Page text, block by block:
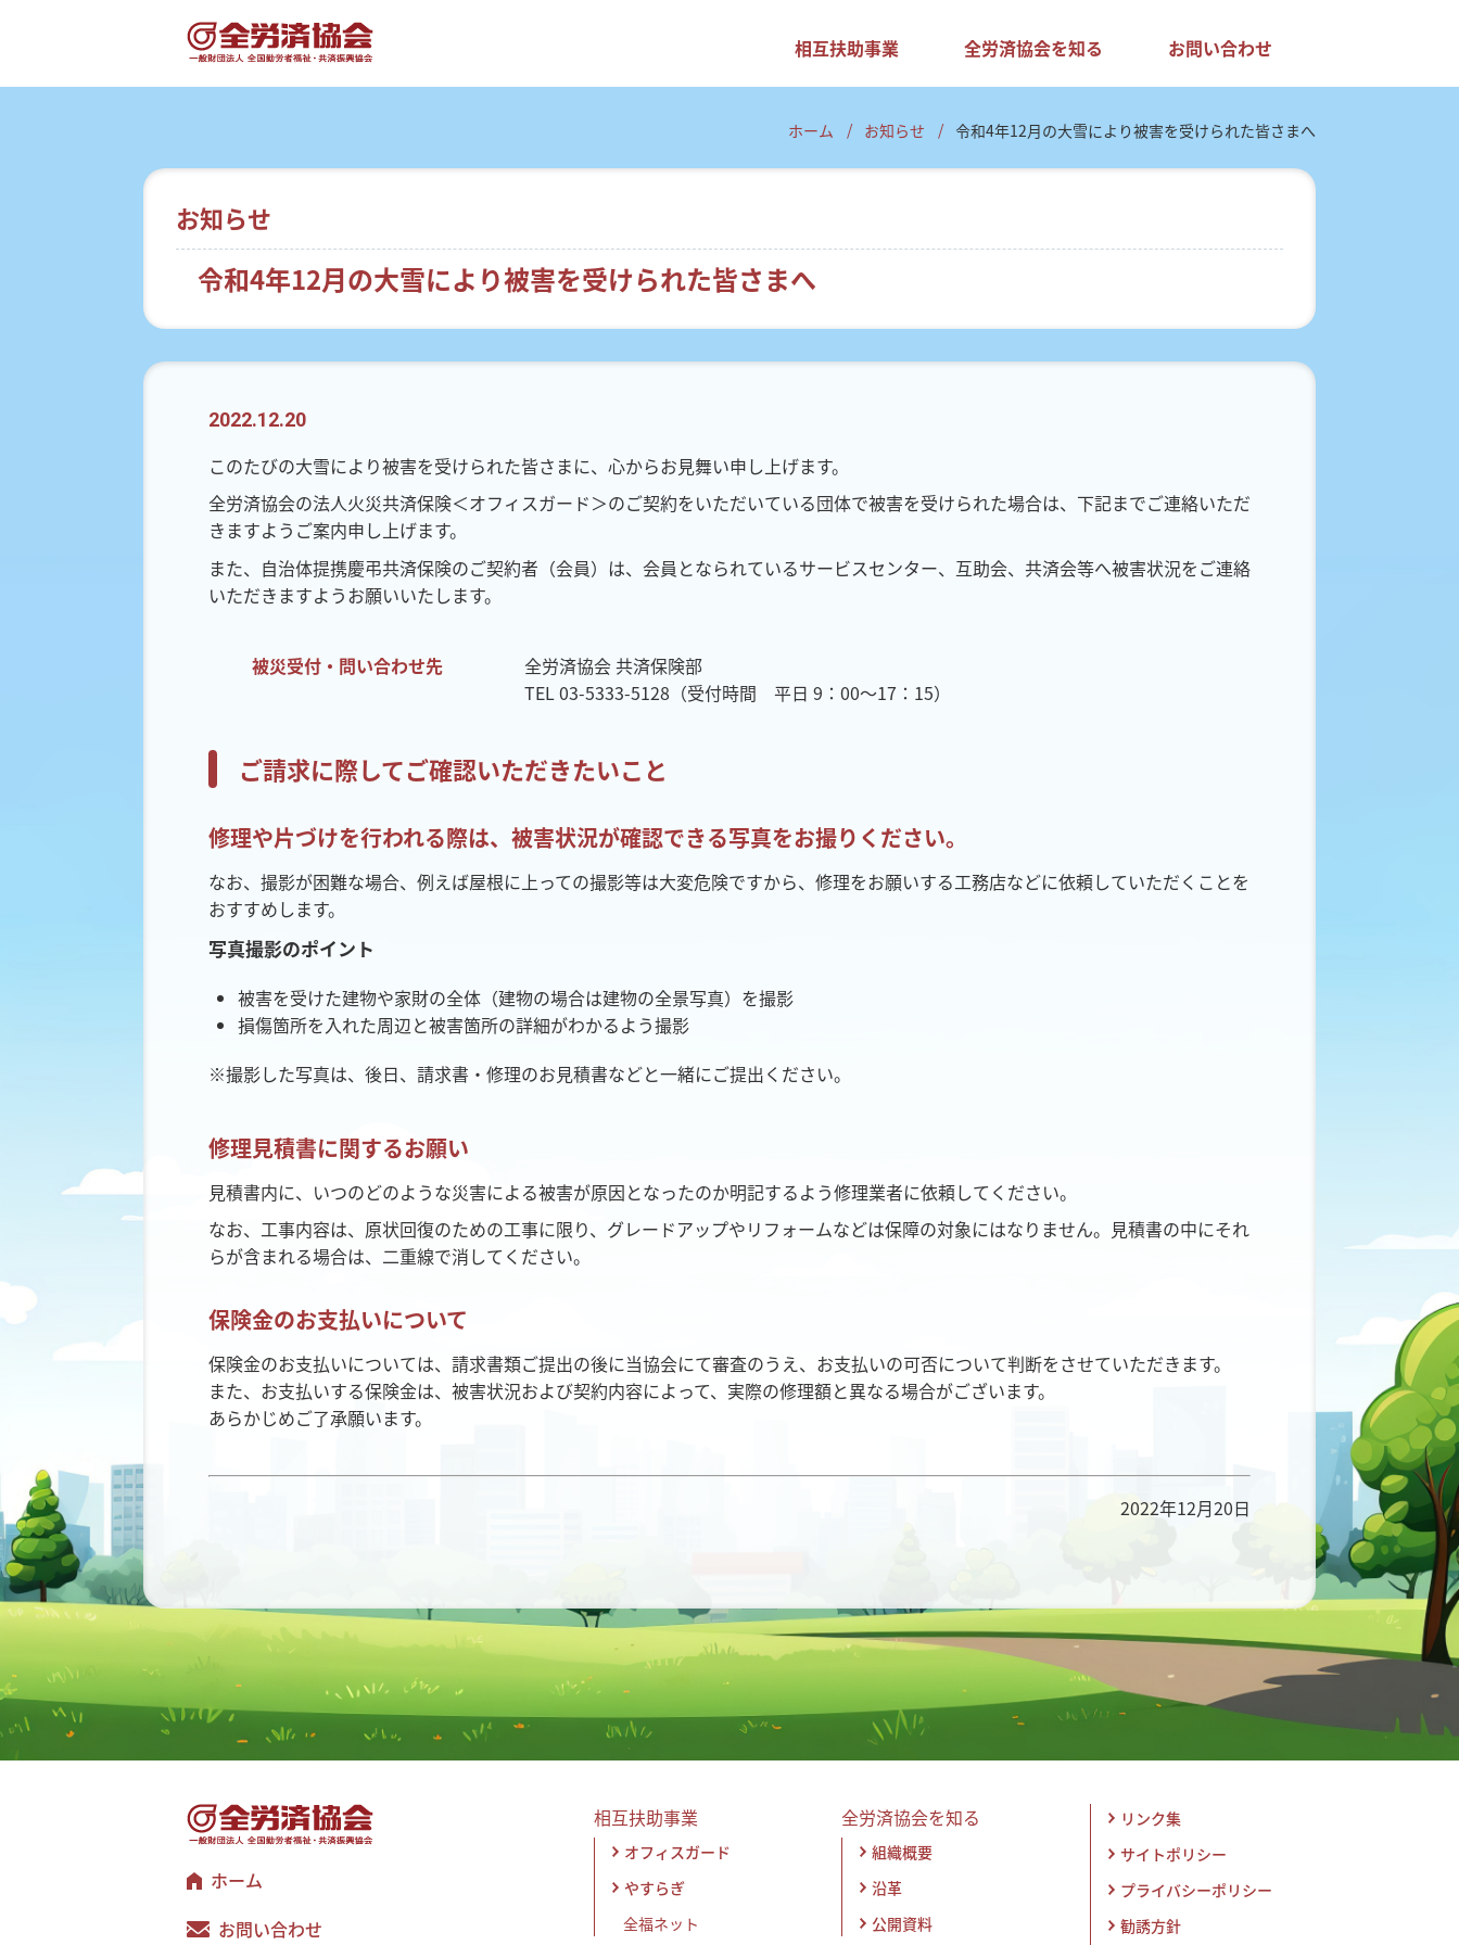
相互扶助事業 全労済協会を知る お問い合わせ
ホーム / お知らせ / 令和4年12月の大雪により被害を受けられた皆さまへ
お知らせ
令和4年12月の大雪により被害を受けられた皆さまへ
2022.12.20
このたびの大雪により被害を受けられた皆さまに、心からお見舞い申し上げます。
全労済協会の法人火災共済保険＜オフィスガード＞のご契約をいただいている団体で被害を受けられた場合は、下記までご連絡いただ
きますようご案内申し上げます。
また、自治体提携慶弔共済保険のご契約者（会員）は、会員となられているサービスセンター、互助会、共済会等へ被害状況をご連絡
いただきますようお願いいたします。
被災受付・問い合わせ先
全労済協会 共済保険部
TEL 03-5333-5128（受付時間 平日 9：00～17：15）
ご請求に際してご確認いただきたいこと
修理や片づけを行われる際は、被害状況が確認できる写真をお撮りください。
なお、撮影が困難な場合、例えば屋根に上っての撮影等は大変危険ですから、修理をお願いする工務店などに依頼していただくことを
おすすめします。
写真撮影のポイント
被害を受けた建物や家財の全体（建物の場合は建物の全景写真）を撮影
損傷箇所を入れた周辺と被害箇所の詳細がわかるよう撮影
※撮影した写真は、後日、請求書・修理のお見積書などと一緒にご提出ください。
修理見積書に関するお願い
見積書内に、いつのどのような災害による被害が原因となったのか明記するよう修理業者に依頼してください。
なお、工事内容は、原状回復のための工事に限り、グレードアップやリフォームなどは保障の対象にはなりません。見積書の中にそれ
らが含まれる場合は、二重線で消してください。
保険金のお支払いについて
保険金のお支払いについては、請求書類ご提出の後に当協会にて審査のうえ、お支払いの可否について判断をさせていただきます。
また、お支払いする保険金は、被害状況および契約内容によって、実際の修理額と異なる場合がございます。
あらかじめご了承願います。
2022年12月20日
ホーム
お問い合わせ
相互扶助事業
オフィスガード
やすらぎ
全福ネット
全労済協会を知る
組織概要
沿革
公開資料
リンク集
サイトポリシー
プライバシーポリシー
勧誘方針